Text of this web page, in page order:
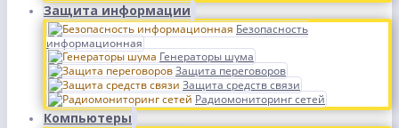
Защита информации
Безопасность
информационная
Генераторы шума
Защита переговоров
Защита средств связи
Радиомониторинг сетей
Компьютеры